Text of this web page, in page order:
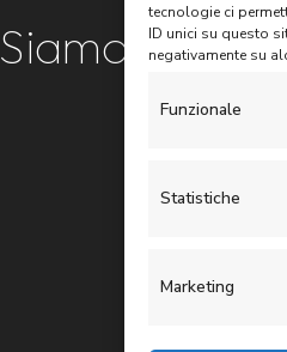
tecnologie ci
ID unici su questo
negativamente su
Funzionale
Statistiche
Marketing
Siamo
su: